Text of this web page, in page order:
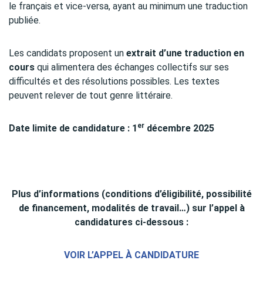
le français et vice-versa, ayant au minimum une traduction
publiée.
Les candidats proposent un extrait d’une traduction en
cours qui alimentera des échanges collectifs sur ses
difficultés et des résolutions possibles. Les textes
peuvent relever de tout genre littéraire.
Date limite de candidature : 1 er décembre 2025
Plus d’informations (conditions d’éligibilité, possibilité
de financement, modalités de travail…) sur l’appel à
candidatures ci-dessous :
VOIR L’APPEL À CANDIDATURE